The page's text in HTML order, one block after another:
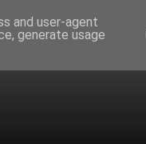
and user-agent
generate usage